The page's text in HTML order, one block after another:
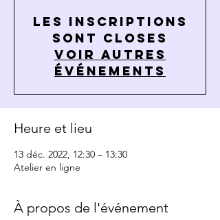
Les inscriptions
sont closes
Voir autres
événements
Heure et lieu
13 déc. 2022, 12:30 – 13:30
Atelier en ligne
À propos de l'événement